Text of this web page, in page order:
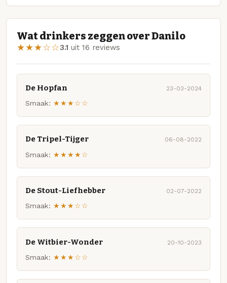
Wat drinkers zeggen over Danilo
★★★☆☆3.1 uit 16 reviews
De Hopfan 23-03-2024
Smaak: ★★★☆☆
De Tripel-Tijger 06-08-2022
Smaak: ★★★★☆
De Stout-Liefhebber 02-07-2022
Smaak: ★★★☆☆
De Witbier-Wonder 20-10-2023
Smaak: ★★★☆☆